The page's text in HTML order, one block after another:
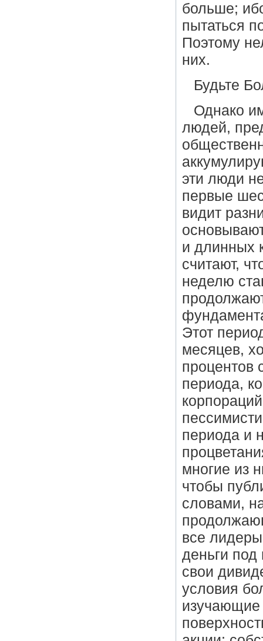
больше;
пытаться
Поэтому
них.
Будьте
Однако
людей,
эти люди
первые
видит
и длинных
считают,
неделю
Этот
месяцев,
процентов
периода,
периода и
многие из
чтобы
словами,
все
деньги под
свои
условия